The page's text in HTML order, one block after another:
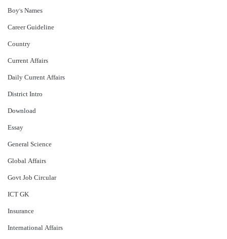
Boy's Names
Career Guideline
Country
Current Affairs
Daily Current Affairs
District Intro
Download
Essay
General Science
Global Affairs
Govt Job Circular
ICT GK
Insurance
International Affairs